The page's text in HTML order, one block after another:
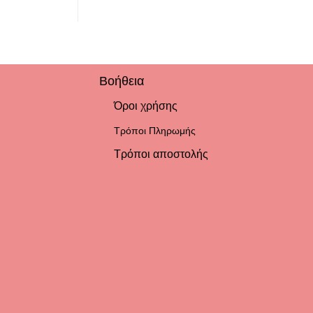
Βοήθεια
Όροι χρήσης
Τρόποι Πληρωμής
Τρόποι αποστολής